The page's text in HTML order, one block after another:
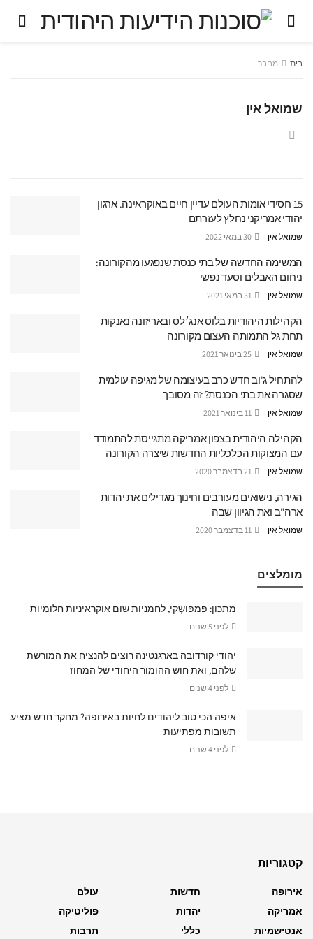
בית מחבר
שמואל אין
15 חסידי אומות העולם עדיין חיים באוקראינה. ארגון
יהודי אמריקני נחלץ לעזרתם
שמואל אין
המשימה החדשה של בתי כנסת שנפגעו מהקורונה:
ניחום האבלים וסעד נפשי
שמואל אין
הקהילות היהודיות בלוס אנג׳לס ובאריזונה נאנקות
תחת גל התמותה העצום מקורונה
שמואל אין
להתחיל ג'וב חדש כרב בעיצומה של מגיפה עולמית
שסגרה את בתי הכנסת? זה מסובך
שמואל אין
הקהילה היהודית בצפון אמריקה מתגייסת להתמודד
עם המצוקות הכלכליות החדשות שיצרה הקורונה
שמואל אין
הגירה, נישואים מעורבים וחינוך מגדילים את יהדות
ארה"ב ואת הגיוון שבה
שמואל אין
מומלצים
מתכון: פַּמפּוּשְקִי, לחמניות שום אוקראיניות חלומיות
לפני 5 שנים
יהודי קורדובה בארגנטינה רוצים להנציח את המורשת
שלהם, ואת חוש ההומור היחודי של המחוז
לפני 4 שנים
איפה הכי טוב ליהודים לחיות באירופה? מחקר חדש מציע
תשובות מפתיעות
לפני 4 שנים
קטגוריות
אירופה
אמריקה
אנטישמיות
חדשות
יהדות
כללי
עולם
פוליטיקה
תרבות